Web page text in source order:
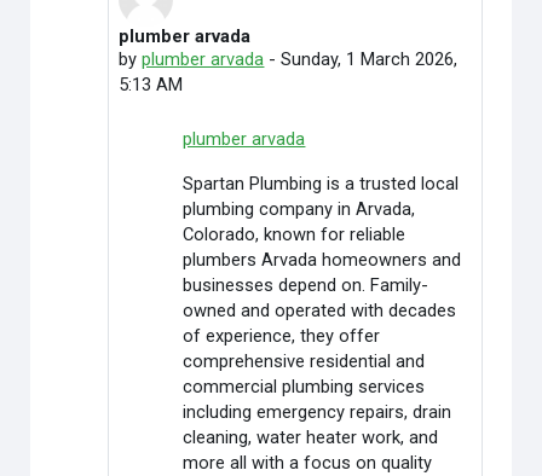
In reply to Webs Series
plumber arvada
byplumber arvada -Sunday, 1 March 2026,
5:13 AM
plumber arvada
Spartan Plumbing is a trusted local
plumbing company in Arvada,
Colorado, known for reliable
plumbers Arvada homeowners and
businesses depend on. Family-
owned and operated with decades
of experience, they offer
comprehensive residential and
commercial plumbing services
including emergency repairs, drain
cleaning, water heater work, and
more all with a focus on quality